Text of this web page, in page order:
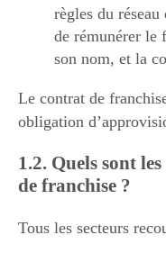
règles du
de rémunérer le
son nom, et la
Le contrat de
obligation
1.2. Quels sont
de franchise ?
Tous les secteurs